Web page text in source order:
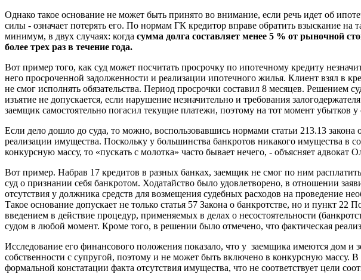
Однако такое основание не может быть принято во внимание, если речь идет об
силы - означает потерять его. По нормам ГК кредитор вправе обратить взыскание
минимум, в двух случаях: когда сумма долга составляет менее 5 % от рыночной
более трех раз в течение года.
Вот пример того, как суд может посчитать просрочку по ипотечному кредиту
него просроченной задолженности и реализации ипотечного жилья. Клиент взял в
не смог исполнять обязательства. Период просрочки составил 8 месяцев.
изъятие не допускается, если нарушение незначительно и требования
заемщик самостоятельно погасил текущие платежи, поэтому на тот момент убытков
Если дело дошло до суда, то можно, воспользовавшись нормами статьи 213.13 закона
реализации имущества. Поскольку у большинства банкротов никакого имущества в
конкурсную массу, то «пускать с молотка» часто бывает нечего, - объясняет
Вот пример. Набрав 17 кредитов в разных банках, заемщик не смог по ним
суд о признании себя банкротом. Ходатайство было удовлетворено, в отношении
отсутствия у должника средств для возмещения судебных расходов на проведение
Такое основание допускает не только статья 57 Закона о банкротстве, но и пункт
введением в действие процедур, применяемых в делах о несостоятельности
судом в любой момент. Кроме того, в решении было отмечено, что фактическая
Исследование его финансового положения показало, что у заемщика имеются дом и
собственности с супругой, поэтому и не может быть включено в конкурсную массу.
формальной констатации факта отсутствия имущества, что не соответствует цели